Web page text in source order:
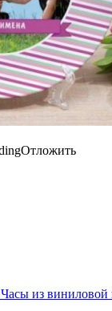
Отложить
Часы из